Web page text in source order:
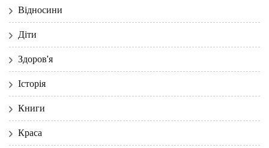
Відносини
Діти
Здоров'я
Історія
Книги
Краса